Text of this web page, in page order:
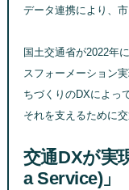
データ連携により、
国土交通省が2022年
スフォーメーション
ちづくりのDXによっ
それを支えるために
交通DXが実
a Service)」